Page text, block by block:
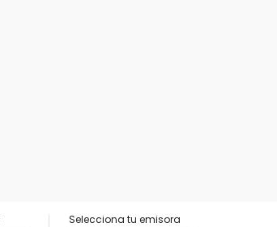
Selecciona tu emisora